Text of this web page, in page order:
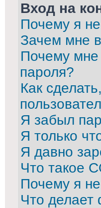
Вход на
Почему я
Зачем мне
Почему мне
пароля?
Как
Я забыл
Я только
Я давно
Что такое
Почему я
Что делает